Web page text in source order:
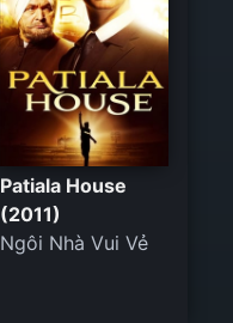
Patiala House
(2011)
Ngôi Nhà Vui Vẻ